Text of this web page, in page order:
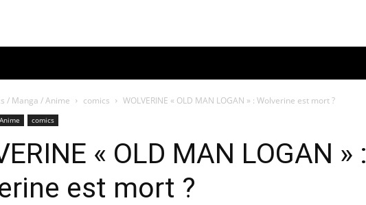
Quatregeek
/ Manga / Anime comics WOLVERINE « OLD MAN LOGAN » : Wolverine est mort ?
comics
« OLD MAN LOGAN » :
est mort ?